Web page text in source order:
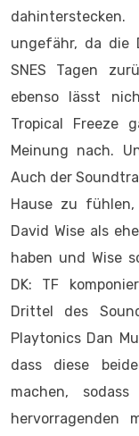
ungefähr, da die
SNES Tagen
ebenso lässt
Tropical Freeze
Meinung nach.
Auch der
Hause zu
David Wise als
haben und Wise
DK: TF
Drittel des
Playtonics Dan
dass diese
machen,
hervorragenden